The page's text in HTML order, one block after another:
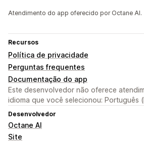
Atendimento do app oferecido por Octane AI.
Recursos
Política de privacidade
Perguntas frequentes
Documentação do app
Este desenvolvedor não oferece
idioma que você selecionou: Português
Desenvolvedor
Octane AI
Site